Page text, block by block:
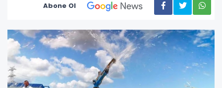
Abone Ol